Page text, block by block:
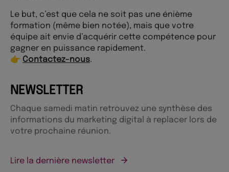
Le but, c’est que cela ne soit pas une énième
formation (même bien notée), mais que votre
équipe ait envie d’acquérir cette compétence pour
gagner en puissance rapidement.
👉 Contactez-nous.
NEWSLETTER
Chaque samedi matin retrouvez une synthèse des
informations du marketing digital à replacer lors de
votre prochaine réunion.
Lire la dernière newsletter